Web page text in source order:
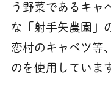
う野菜であるキャ
な「射手矢農園」
恋村のキャベツ等
のを使用していま